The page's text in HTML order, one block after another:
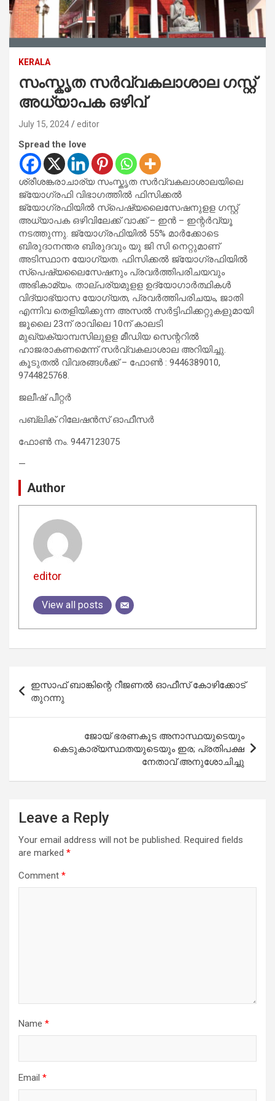
KERALA
സംസ്കൃത സർവ്വകലാശാല ഗസ്റ്റ്
അധ്യാപക ഒഴിവ്
July 15, 2024 editor
Spread the love
ശ്രീശങ്കരാചാര്യ സംസ്കൃത സർവ്വകലാശാലയിലെ
ജ്യോഗ്രഫി വിഭാഗത്തിൽ ഫിസിക്കൽ
ജ്യോഗ്രഫിയിൽ സ്പെഷ്യലൈസേഷനുളള ഗസ്റ്റ്
അധ്യാപക ഒഴിവിലേക്ക് വാക്ക് – ഇൻ – ഇന്റർവ്യൂ
നടത്തുന്നു. ജ്യോഗ്രഫിയിൽ 55% മാർക്കോടെ
ബിരുദാനന്തര ബിരുദവും യു ജി സി നെറ്റുമാണ്
അടിസ്ഥാന യോഗ്യത. ഫിസിക്കൽ ജ്യോഗ്രഫിയിൽ
സ്പെഷ്യലൈസേഷനും പ്രവർത്തിപരിചയവും
അഭികാമ്യം. താല്പര്യമുളള ഉദ്യോഗാർത്ഥികൾ
വിദ്യാഭ്യാസ യോഗ്യത, പ്രവർത്തിപരിചയം, ജാതി
എന്നിവ തെളിയിക്കുന്ന അസൽ സർട്ടിഫിക്കറ്റുകളുമായി
ജൂലൈ 23ന് രാവിലെ 10ന് കാലടി
മുഖ്യക്യാമ്പസിലുളള മീഡിയ സെന്ററിൽ
ഹാജരാകണമെന്ന് സർവ്വകലാശാല അറിയിച്ചു.
കൂടുതൽ വിവരങ്ങൾക്ക് – ഫോൺ : 9446389010,
9744825768.
ജലീഷ് പീറ്റര്‍
പബ്ലിക് റിലേഷന്‍സ് ഓഫീസര്‍
ഫോണ്‍ നം. 9447123075
—
Author
editor
View all posts
navigation
ഇസാഫ് ബാങ്കിന്റെ റീജണൽ ഓഫീസ് കോഴിക്കോട്
തുറന്നു
ജോയ് ഭരണകൂട അനാസ്ഥയുടെയും
കെടുകാര്യസ്ഥതയുടെയും ഇര; പ്രതിപക്ഷ
നേതാവ് അനുശോചിച്ചു
Leave a Reply
Your email address will not be published. Required fields
are marked *
Comment *
Name *
Email *